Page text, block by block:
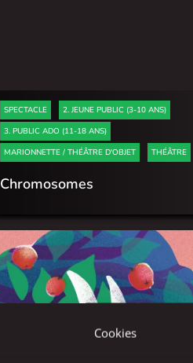
Cookies
SPECTACLE
2. JEUNE PUBLIC (3-10 ANS)
3. PUBLIC ADO (11-18 ANS)
MARIONNETTE / THÉÂTRE D'OBJET
THÉÂTRE
Chromosomes